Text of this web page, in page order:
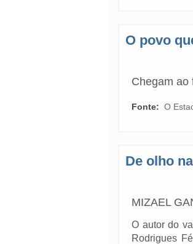
O povo
Chegam ao
Fonte: O
De olho
MIZAEL
O autor do
Rodrigues